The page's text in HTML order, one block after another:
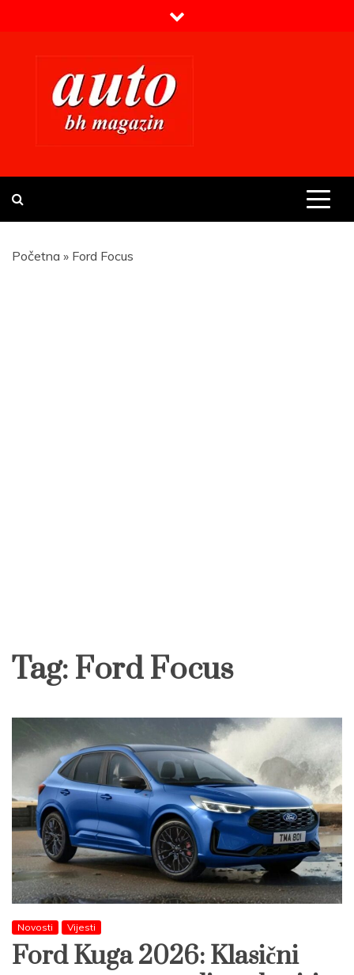
Prvi BH auto magazin
Početna » Ford Focus
Tag: Ford Focus
Novosti Vijesti
Ford Kuga 2026: Klasični